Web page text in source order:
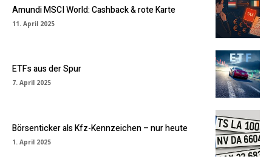
Amundi MSCI World: Cashback & rote Karte
11. April 2025
ETFs aus der Spur
7. April 2025
Börsenticker als Kfz-Kennzeichen – nur heute
1. April 2025